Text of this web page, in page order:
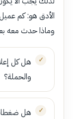
الأدق هو: كم
وماذا حدث معه
هل كل
والحملة؟
هل ضغطات